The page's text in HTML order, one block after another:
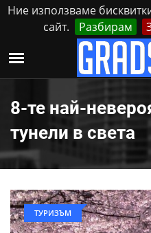
Ние използваме
сайт.
Разбирам
Четвъртък, 6 Август,
8-те най-
тунели в света
ТУРИЗЪМ